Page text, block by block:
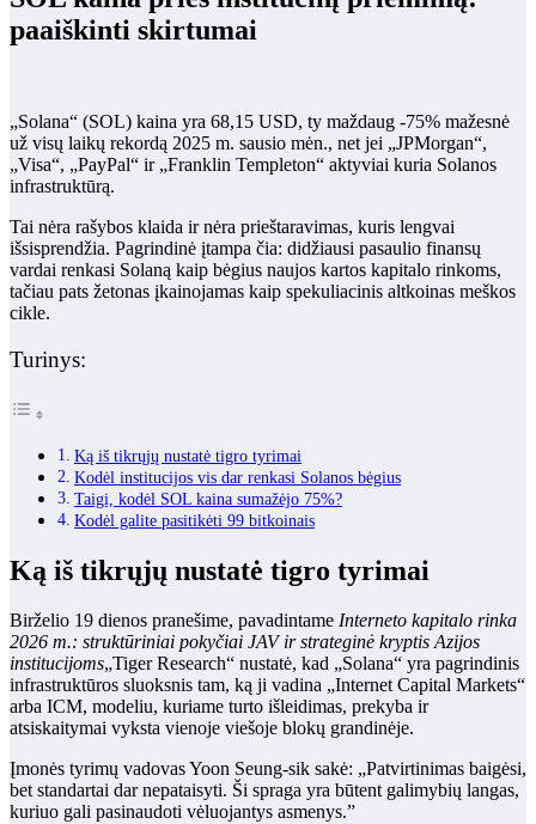
paaiškinti skirtumai
„Solana“ (SOL) kaina yra 68,15 USD, ty maždaug -75% mažesnė
už visų laikų rekordą 2025 m. sausio mėn., net jei „JPMorgan“,
„Visa“, „PayPal“ ir „Franklin Templeton“ aktyviai kuria Solanos
infrastruktūrą.
Tai nėra rašybos klaida ir nėra prieštaravimas, kuris lengvai
išsisprendžia. Pagrindinė įtampa čia: didžiausi pasaulio finansų
vardai renkasi Solaną kaip bėgius naujos kartos kapitalo rinkoms,
tačiau pats žetonas įkainojamas kaip spekuliacinis altkoinas meškos
cikle.
Turinys:
Ką iš tikrųjų nustatė tigro tyrimai
Kodėl institucijos vis dar renkasi Solanos bėgius
Taigi, kodėl SOL kaina sumažėjo 75%?
Kodėl galite pasitikėti 99 bitkoinais
Ką iš tikrųjų nustatė tigro tyrimai
Birželio 19 dienos pranešime, pavadintame Interneto kapitalo rinka
2026 m.: struktūriniai pokyčiai JAV ir strateginė kryptis Azijos
institucijoms„Tiger Research“ nustatė, kad „Solana“ yra pagrindinis
infrastruktūros sluoksnis tam, ką ji vadina „Internet Capital Markets“
arba ICM, modeliu, kuriame turto išleidimas, prekyba ir
atsiskaitymai vyksta vienoje viešoje blokų grandinėje.
Įmonės tyrimų vadovas Yoon Seung-sik sakė: „Patvirtinimas baigėsi,
bet standartai dar nepataisyti. Ši spraga yra būtent galimybių langas,
kuriuo gali pasinaudoti vėluojantys asmenys.”